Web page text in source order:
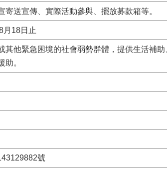
寄送宣傳、實際活動參與、擺放募款箱等。
月18日止
其他緊急困境的社會弱勢群體，提供生活補
助。
號